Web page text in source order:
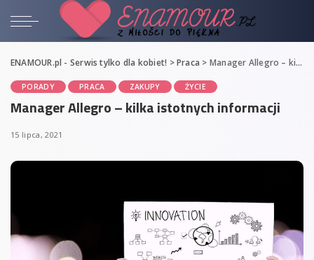
ENAMOUR.pl - Serwis tylko dla kobiet! >Praca > Manager Allegro – kilka istotnych informacji
PORADY PRACA ZAKUPY ŻYCIE
Manager Allegro – kilka istotnych informacji
15 lipca, 2021